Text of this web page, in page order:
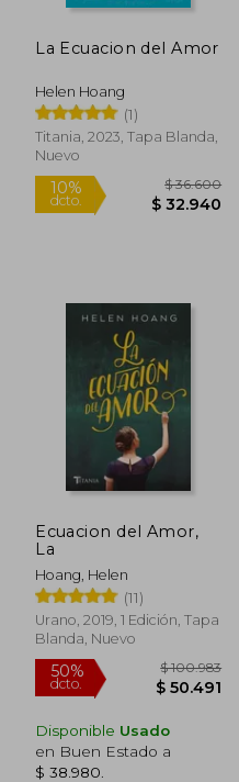
La Ecuacion del Amor
Helen Hoang
(1)
Titania, 2023, Tapa Blanda,
Nuevo
10%
dcto.
$ 36.600
$ 32.940
Ecuacion del Amor,
La
Hoang, Helen
(11)
Urano, 2019, 1 Edición, Tapa
Blanda, Nuevo
Disponible Usado
en Buen Estado a
$ 38.980